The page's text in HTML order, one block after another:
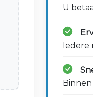
U
Iedere